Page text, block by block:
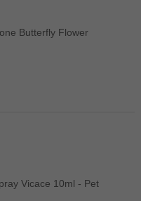
Butterfly Flower
Vicace 10ml - Pet